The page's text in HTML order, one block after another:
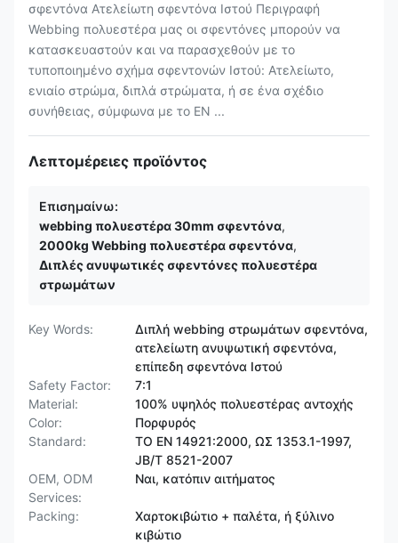
σφεντόνα Ατελείωτη σφεντόνα Ιστού Περιγραφή
Webbing πολυεστέρα μας οι σφεντόνες μπορούν να
κατασκευαστούν και να παρασχεθούν με το
τυποποιημένο σχήμα σφεντονών Ιστού: Ατελείωτο,
ενιαίο στρώμα, διπλά στρώματα, ή σε ένα σχέδιο
συνήθειας, σύμφωνα με το EN ...
Λεπτομέρειες προϊόντος
Επισημαίνω:
webbing πολυεστέρα 30mm σφεντόνα,
2000kg Webbing πολυεστέρα σφεντόνα,
Διπλές ανυψωτικές σφεντόνες πολυεστέρα
στρωμάτων
Key Words:
Διπλή webbing στρωμάτων σφεντόνα,
ατελείωτη ανυψωτική σφεντόνα,
επίπεδη σφεντόνα Ιστού
Safety Factor:
7:1
Material:
100% υψηλός πολυεστέρας αντοχής
Color:
Πορφυρός
Standard:
ΤΟ EN 14921:2000, ΩΣ 1353.1-1997,
JB/T 8521-2007
OEM, ODM
Services:
Ναι, κατόπιν αιτήματος
Packing:
Χαρτοκιβώτιο + παλέτα, ή ξύλινο
κιβώτιο